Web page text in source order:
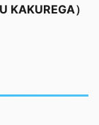
KAKUREGA）